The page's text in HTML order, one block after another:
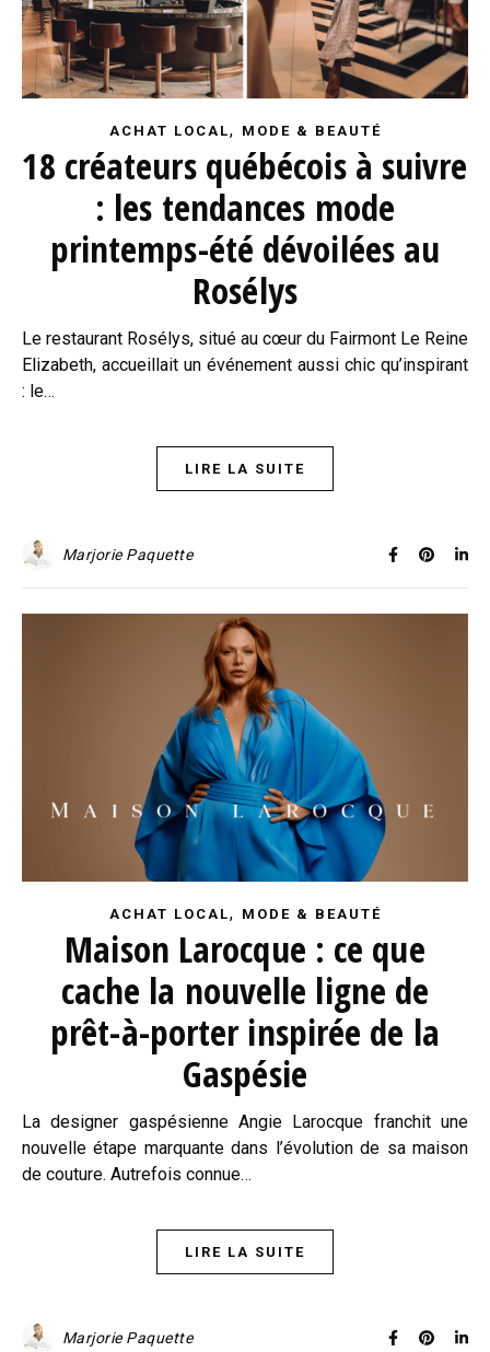
ACHAT LOCAL, MODE & BEAUTÉ
18 créateurs québécois à suivre
: les tendances mode
printemps-été dévoilées au
Rosélys
Le restaurant Rosélys, situé au cœur du Fairmont Le Reine
Elizabeth, accueillait un événement aussi chic qu’inspirant
: le…
LIRE LA SUITE
Marjorie Paquette
ACHAT LOCAL, MODE & BEAUTÉ
Maison Larocque : ce que
cache la nouvelle ligne de
prêt-à-porter inspirée de la
Gaspésie
La designer gaspésienne Angie Larocque franchit une
nouvelle étape marquante dans l’évolution de sa maison
de couture. Autrefois connue…
LIRE LA SUITE
Marjorie Paquette